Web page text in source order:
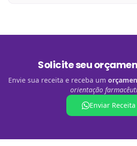
Solicite seu
Envie sua receita e receba um
orientação
Enviar Receita